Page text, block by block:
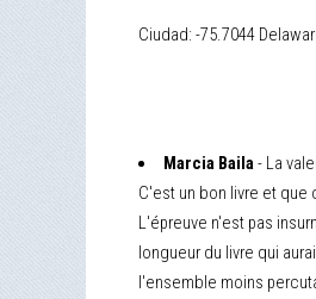
Ciudad: -75.7044
Marcia Baila- La
C'est un bon livre et que
L'épreuve n'est pas
longueur du livre qui
l'ensemble moins